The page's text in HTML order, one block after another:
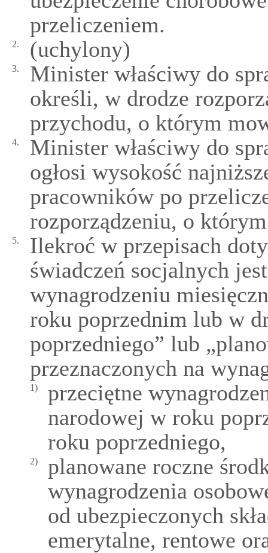
przeliczeniem.
2. (uchylony)
3.
Minister właściwy do
określi, w drodze
przychodu, o którym
4.
Minister właściwy do
ogłosi wysokość
pracowników po
rozporządzeniu, o
5.
Ilekroć w przepisach
świadczeń socjalnych
wynagrodzeniu
roku poprzednim lub w
poprzedniego” lub
przeznaczonych na
1)
przeciętne
narodowej w roku
roku poprzedniego,
2)
planowane roczne
wynagrodzenia
od ubezpieczonych
emerytalne, rentowe